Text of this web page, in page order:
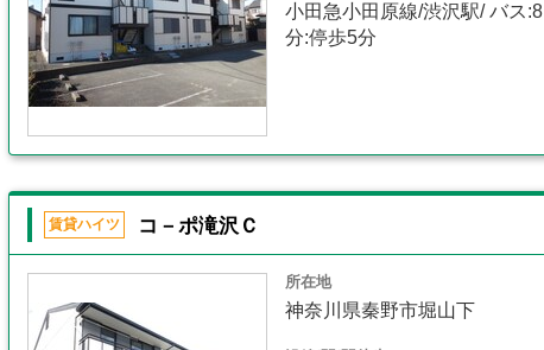
小田急小田原線/渋沢駅/ バス:8
分:停歩5分
賃貸ハイツ コ－ポ滝沢Ｃ
所在地
神奈川県秦野市堀山下